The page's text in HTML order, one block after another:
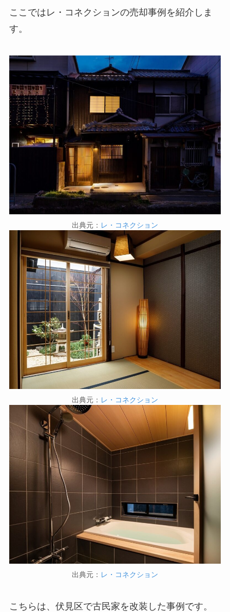
ここではレ・コネクションの売却事例を紹介しま
す。
出典元： レ・コネクション
出典元： レ・コネクション
出典元： レ・コネクション
こちらは、伏見区で古民家を改装した事例です。